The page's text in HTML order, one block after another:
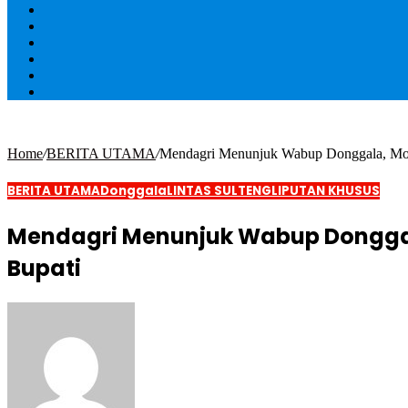
Home/BERITA UTAMA/Mendagri Menunjuk Wabup Donggala,
BERITA UTAMADonggalaLINTAS SULTENGLIPUTAN KHUSUS
Mendagri Menunjuk Wabup
Bupati